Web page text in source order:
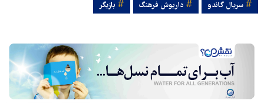
سریال گاندو داریوش فرهنگ بازیگر